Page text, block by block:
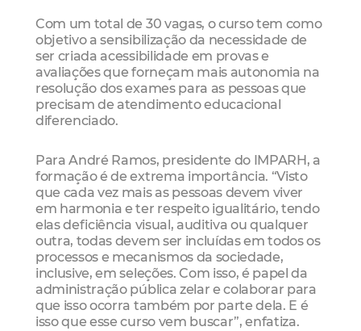
Com um total de 30 vagas, o curso tem como
objetivo a sensibilização da necessidade de
ser criada acessibilidade em provas e
avaliações que forneçam mais autonomia na
resolução dos exames para as pessoas que
precisam de atendimento educacional
diferenciado.
Para André Ramos, presidente do IMPARH, a
formação é de extrema importância. “Visto
que cada vez mais as pessoas devem viver
em harmonia e ter respeito igualitário, tendo
elas deficiência visual, auditiva ou qualquer
outra, todas devem ser incluídas em todos os
processos e mecanismos da sociedade,
inclusive, em seleções. Com isso, é papel da
administração pública zelar e colaborar para
que isso ocorra também por parte dela. E é
isso que esse curso vem buscar”, enfatiza.